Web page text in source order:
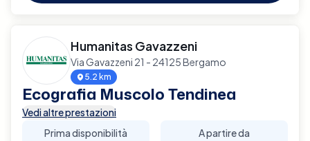
Humanitas Gavazzeni
Via Gavazzeni 21 - 24125 Bergamo
5.2 km
Ecografia Muscolo Tendinea
Vedi altre prestazioni
Prima disponibilità
A partire da